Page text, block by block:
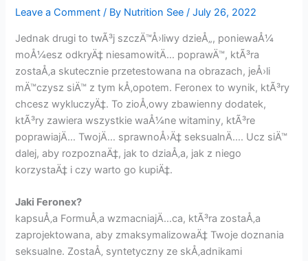
Leave a Comment / By Nutrition See/July 26, 2022
Jednak drugi to twÃ³j szczÄ™Å›liwy dzieÅ„, poniewaÅ¼
moÅ¼esz odkryÄ‡ niesamowitÄ… poprawÄ™, ktÃ³ra
zostaÅ‚a skutecznie przetestowana na obrazach, jeÅ›li
mÄ™czysz siÄ™ z tym kÅ‚opotem. Feronex to wynik, ktÃ³ry
chcesz wykluczyÄ‡. To zioÅ‚owy zbawienny dodatek,
ktÃ³ry zawiera wszystkie waÅ¼ne witaminy, ktÃ³re
poprawiajÄ… TwojÄ… sprawnoÅ›Ä‡ seksualnÄ…. Ucz siÄ™
dalej, aby rozpoznaÄ‡, jak to dziaÅ‚a, jak z niego
korzystaÄ‡ i czy warto go kupiÄ‡.
Jaki Feronex?
kapsuÅ‚a FormuÅ‚a wzmacniajÄ…ca, ktÃ³ra zostaÅ‚a
zaprojektowana, aby zmaksymalizowaÄ‡ Twoje doznania
seksualne. ZostaÅ‚ syntetyczny ze skÅ‚adnikami